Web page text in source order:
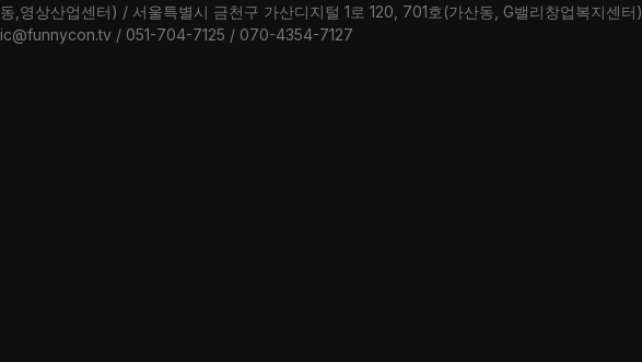
영상산업센터) / 서울특별시 금천구 가산디지털 1로 120, 701호(가산동, G밸리창업복지센터)
/ 051-704-7125 / 070-4354-7127